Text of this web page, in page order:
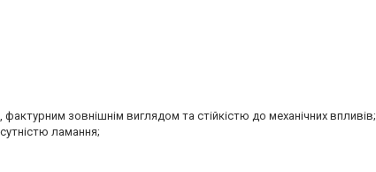
зовнішнім виглядом та стійкістю до механічних впливів;
ламання;